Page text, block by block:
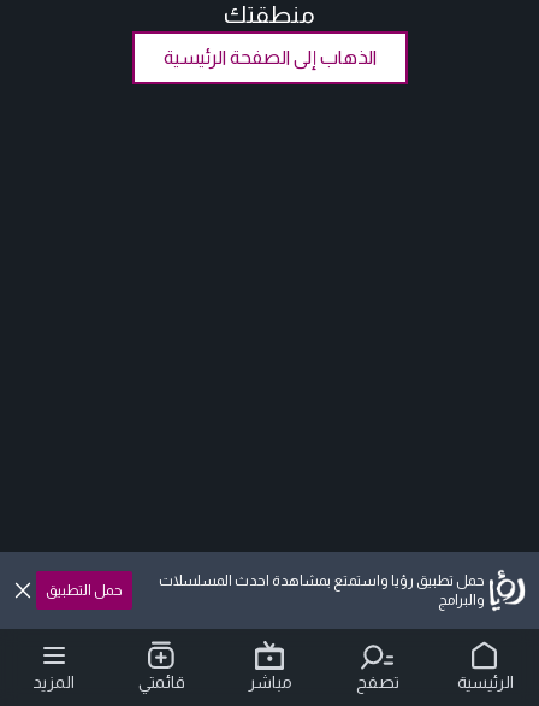
منطقتك
الذهاب إلى الصفحة الرئيسية
حمل تطبيق رؤيا واستمتع بمشاهدة احدث المسلسلات
والبرامج
حمل التطبيق
الرئيسية تصفح مباشر قائمتي المزيد